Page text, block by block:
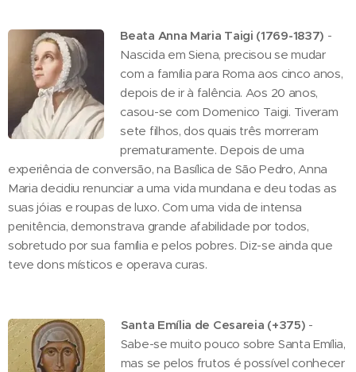
Beata Anna Maria Taigi (1769-1837) -
Nascida em Siena, precisou se mudar
com a família para Roma aos cinco anos,
depois de ir à falência. Aos 20 anos,
casou-se com Domenico Taigi. Tiveram
sete filhos, dos quais três morreram
prematuramente. Depois de uma
experiência de conversão, na Basílica de São Pedro, Anna
Maria decidiu renunciar a uma vida mundana e deu todas as
suas jóias e roupas de luxo. Com uma vida de intensa
penitência, demonstrava grande afabilidade por todos,
sobretudo por sua família e pelos pobres. Diz-se ainda que
teve dons místicos e operava curas.
Santa Emília de Cesareia (+375) -
Sabe-se muito pouco sobre Santa Emília,
mas se pelos frutos é possível conhecer